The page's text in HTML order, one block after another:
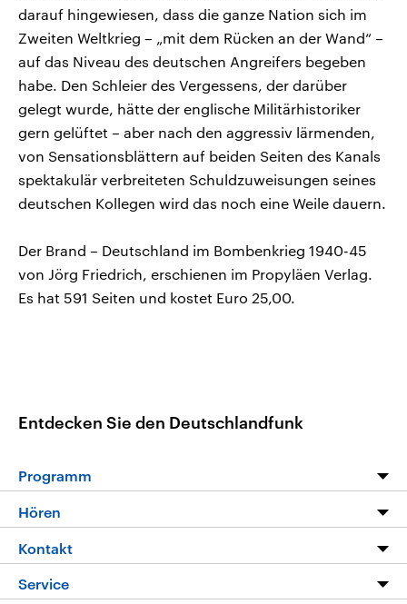
darauf hingewiesen, dass die ganze Nation sich im
Zweiten Weltkrieg – „mit dem Rücken an der Wand“ –
auf das Niveau des deutschen Angreifers begeben
habe. Den Schleier des Vergessens, der darüber
gelegt wurde, hätte der englische Militärhistoriker
gern gelüftet – aber nach den aggressiv lärmenden,
von Sensationsblättern auf beiden Seiten des Kanals
spektakulär verbreiteten Schuldzuweisungen seines
deutschen Kollegen wird das noch eine Weile dauern.
Der Brand – Deutschland im Bombenkrieg 1940-45
von Jörg Friedrich, erschienen im Propyläen Verlag.
Es hat 591 Seiten und kostet Euro 25,00.
Entdecken Sie den Deutschlandfunk
Programm
Die Nachrichten
Nachrichtenleicht
Hören
Livestream
Podcasts
Kontakt
Hörerservice
Service